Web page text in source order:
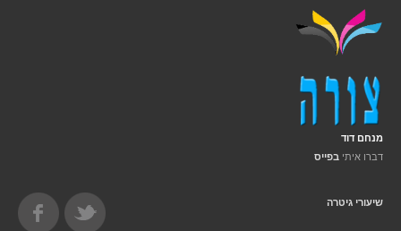
מנחם דוד
דברו איתי בפייס
שיעורי גיטרה